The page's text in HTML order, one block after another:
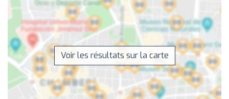
Voir les résultats sur la carte